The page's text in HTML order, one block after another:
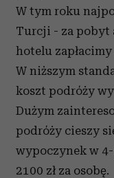
W tym roku
Turcji - za pobyt
hotelu zapłacimy
W niższym
koszt podróży
Dużym
podróży cieszy
wypoczynek w
2100 zł za osobę.